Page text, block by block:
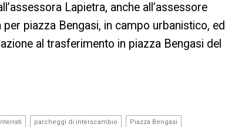
Lapietra, anche all’assessore
piazza Bengasi, in campo urbanistico, ed
al trasferimento in piazza Bengasi del
parcheggi di interscambio Piazza Bengasi